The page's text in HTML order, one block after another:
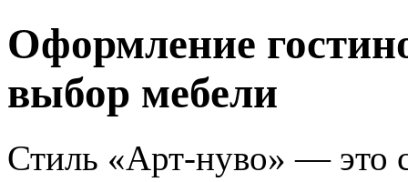
Оформление
выбор мебели
Стиль «Арт-нуво» — это